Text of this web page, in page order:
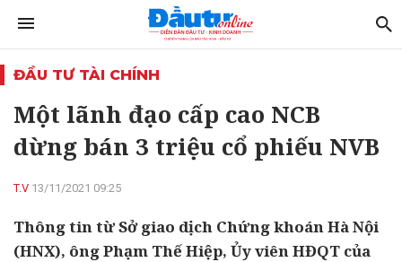
ĐẦU TƯ TÀI CHÍNH
Một lãnh đạo cấp cao NCB
dừng bán 3 triệu cổ phiếu NVB
T.V 13/11/2021 09:25
Thông tin từ Sở giao dịch Chứng khoán Hà Nội
(HNX), ông Phạm Thế Hiệp, Ủy viên HĐQT của